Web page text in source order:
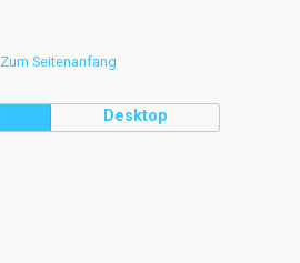
Zum Seitenanfang
Desktop